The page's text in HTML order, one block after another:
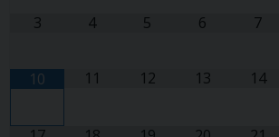
3 4 5 6 7
10 11 12 13 14